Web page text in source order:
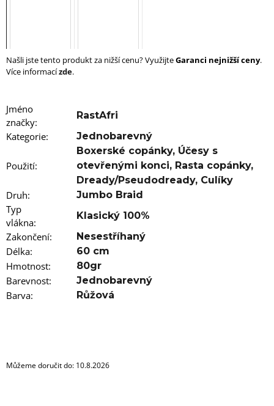
Našli jste tento produkt za nižší cenu? VyužijteGaranci nejnižší ceny.
Více informacízde.
Jméno
značky:
RastAfri
Kategorie: Jednobarevný
Použití:
Boxerské copánky, Účesy s
otevřenými konci, Rasta copánky,
Dready/Pseudodready, Culíky
Druh: Jumbo Braid
Typ
vlákna:
Klasický 100%
Zakončení: Nesestříhaný
Délka: 60 cm
Hmotnost: 80gr
Barevnost: Jednobarevný
Barva: Růžová
Můžeme doručit do: 10.8.2026
100%
4
105
Kč
Původně:
Kč